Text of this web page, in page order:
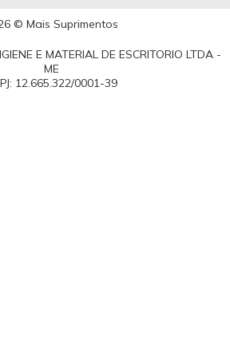
© Mais Suprimentos
E MATERIAL DE ESCRITORIO LTDA -
ME
12.665.322/0001-39